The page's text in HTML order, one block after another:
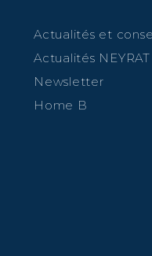
Actualités et
Actualités
Newsletter
Home B